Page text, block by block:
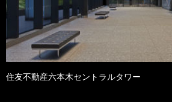
住友不動産六本木セントラルタワー